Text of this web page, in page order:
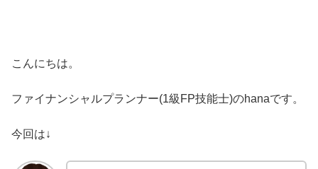
こんにちは。
ファイナンシャルプランナー(1級FP技能士)のhanaです。
今回は↓